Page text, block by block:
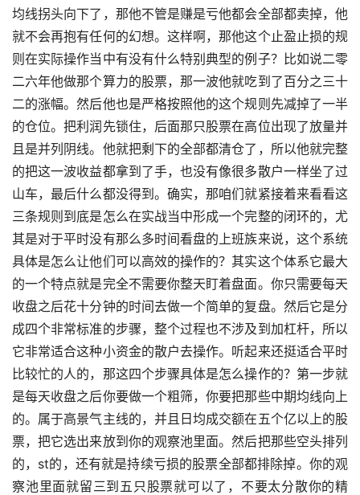
均线拐头向下了，那他不管是赚是亏他都会全部都卖掉，他
就不会再抱有任何的幻想。这样啊，那他这个止盈止损的规
则在实际操作当中有没有什么特别典型的例子？比如说二零
二六年他做那个算力的股票，那一波他就吃到了百分之三十
二的涨幅。然后他也是严格按照他的这个规则先减掉了一半
的仓位。把利润先锁住，后面那只股票在高位出现了放量并
且是并列阴线。他就把剩下的全部都清仓了，所以他就完整
的把这一波收益都拿到了手，也没有像很多散户一样坐了过
山车，最后什么都没得到。确实，那咱们就紧接着来看看这
三条规则到底是怎么在实战当中形成一个完整的闭环的，尤
其是对于平时没有那么多时间看盘的上班族来说，这个系统
具体是怎么让他们可以高效的操作的？其实这个体系它最大
的一个特点就是完全不需要你整天盯着盘面。你只需要每天
收盘之后花十分钟的时间去做一个简单的复盘。然后它是分
成四个非常标准的步骤，整个过程也不涉及到加杠杆，所以
它非常适合这种小资金的散户去操作。听起来还挺适合平时
比较忙的人的，那这四个步骤具体是怎么操作的？第一步就
是每天收盘之后你要做一个粗筛，你要把那些中期均线向上
的。属于高景气主线的，并且日均成交额在五个亿以上的股
票，把它选出来放到你的观察池里面。然后把那些空头排列
的，st的，还有就是持续亏损的股票全部都排除掉。你的观
察池里面就留三到五只股票就可以了，不要太分散你的精